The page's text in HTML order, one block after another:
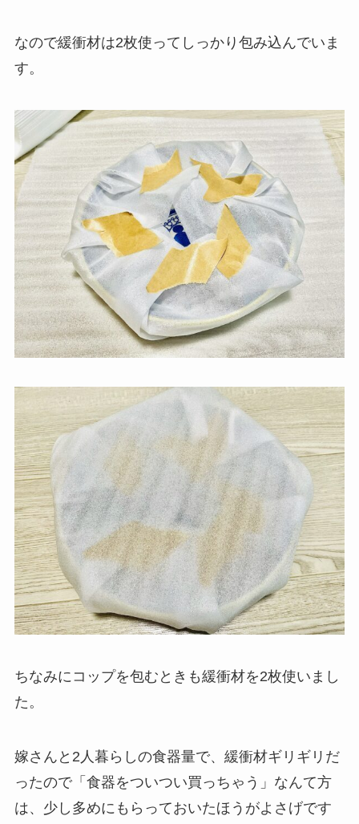
なので緩衝材は2枚使ってしっかり包み込んでいま
す。
ちなみにコップを包むときも緩衝材を2枚使いまし
た。
嫁さんと2人暮らしの食器量で、緩衝材ギリギリだ
ったので「食器をついつい買っちゃう」なんて方
は、少し多めにもらっておいたほうがよさげです